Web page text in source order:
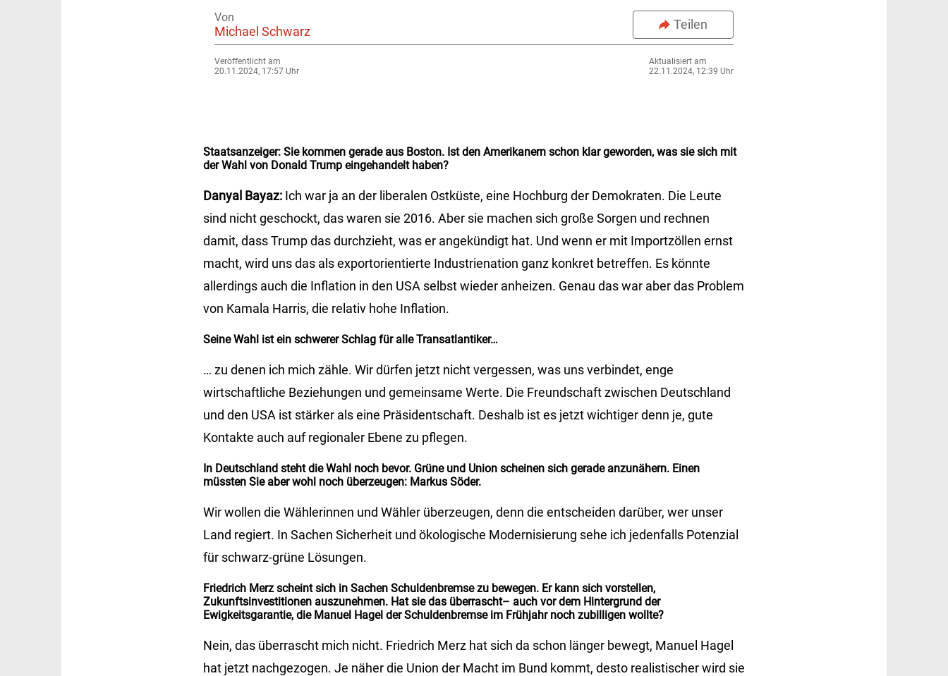
Von
Michael Schwarz Teilen
Veröffentlicht am
20.11.2024, 17:57 Uhr
Aktualisiert am
22.11.2024, 12:39 Uhr
Staatsanzeiger: Sie kommen gerade aus Boston. Ist den Amerikanern schon klar geworden, was sie sich mit
der Wahl von Donald Trump eingehandelt haben?
Danyal Bayaz: Ich war ja an der liberalen Ostküste, eine Hochburg der Demokraten. Die Leute
sind nicht geschockt, das waren sie 2016. Aber sie machen sich große Sorgen und rechnen
damit, dass Trump das durchzieht, was er angekündigt hat. Und wenn er mit Importzöllen ernst
macht, wird uns das als exportorientierte Industrienation ganz konkret betreffen. Es könnte
allerdings auch die Inflation in den USA selbst wieder anheizen. Genau das war aber das Problem
von Kamala Harris, die relativ hohe Inflation.
Seine Wahl ist ein schwerer Schlag für alle Transatlantiker…
… zu denen ich mich zähle. Wir dürfen jetzt nicht vergessen, was uns verbindet, enge
wirtschaftliche Beziehungen und gemeinsame Werte. Die Freundschaft zwischen Deutschland
und den USA ist stärker als eine Präsidentschaft. Deshalb ist es jetzt wichtiger denn je, gute
Kontakte auch auf regionaler Ebene zu pflegen.
In Deutschland steht die Wahl noch bevor. Grüne und Union scheinen sich gerade anzunähern. Einen
müssten Sie aber wohl noch überzeugen: Markus Söder.
Wir wollen die Wählerinnen und Wähler überzeugen, denn die entscheiden darüber, wer unser
Land regiert. In Sachen Sicherheit und ökologische Modernisierung sehe ich jedenfalls Potenzial
für schwarz-grüne Lösungen.
Friedrich Merz scheint sich in Sachen Schuldenbremse zu bewegen. Er kann sich vorstellen,
Zukunftsinvestitionen auszunehmen. Hat sie das überrascht– auch vor dem Hintergrund der
Ewigkeitsgarantie, die Manuel Hagel der Schuldenbremse im Frühjahr noch zubilligen wollte?
Nein, das überrascht mich nicht. Friedrich Merz hat sich da schon länger bewegt, Manuel Hagel
hat jetzt nachgezogen. Je näher die Union der Macht im Bund kommt, desto realistischer wird sie